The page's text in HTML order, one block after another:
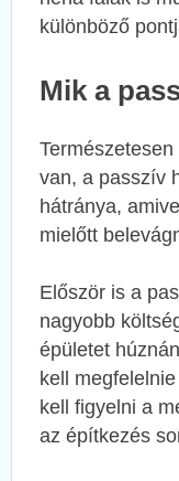
különböző
Mik a
van, a passzív
hátránya,
mielőtt
Először is a
nagyobb
épületet
kell
kell figyelni a
az építkezés